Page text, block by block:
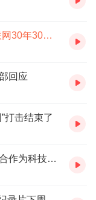
大，从大到强，诞
、应用或平台的故
何方。
种情怀，凝聚着人
周年之际，新京报
三十厚德载物”，
意分享你互联网记
哪些互联网记忆难忘？新京报开启“互联网30年30物”线索征集
回应
打击结束了
中国科学院院士郭华东：各国科学家要合作为科技发展作出更大贡献